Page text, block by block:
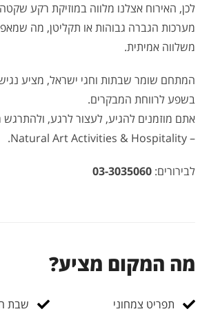
לכן, האירוח אצלנו מלווה במוזיקת רקע
מערכות הגברה גבוהות או תקליטן, מה
משלווה אמיתית.
המתחם שומר שבתות וחגי ישראל, מציע
בשפע לרווחת המבקרים.
אתם מוזמנים להגיע, לעצור לרגע, ולהתרגש
– Natural Art Activities & Hospitality.
לבירורים:
מה המקום מציע?
תפריט צמחוני
שבת